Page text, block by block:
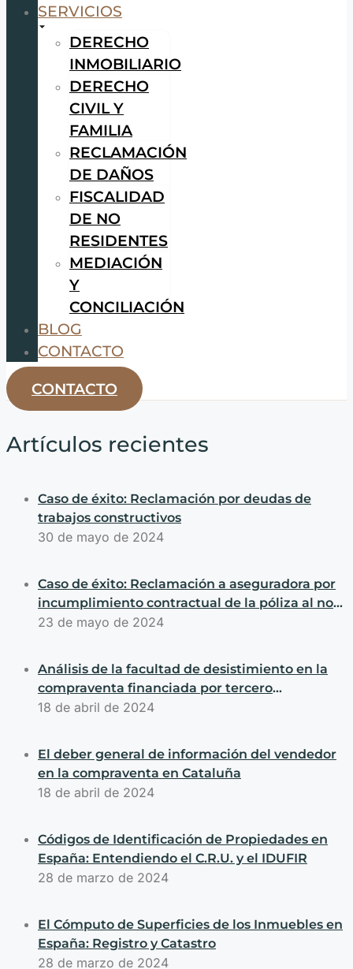
SERVICIOS
DERECHO
INMOBILIARIO
DERECHO
CIVIL Y
FAMILIA
RECLAMACIÓN
DE DAÑOS
FISCALIDAD
DE NO
RESIDENTES
MEDIACIÓN
Y
CONCILIACIÓN
BLOG
CONTACTO
CONTACTO
Artículos recientes
Caso de éxito: Reclamación por deudas de
trabajos constructivos
30 de mayo de 2024
Caso de éxito: Reclamación a aseguradora por
incumplimiento contractual de la póliza al no
asumir el coste de substitución de la bomba de
23 de mayo de 2024
Análisis de la facultad de desistimiento en la
compraventa financiada por tercero
basándonos en la normativa catalana
18 de abril de 2024
El deber general de información del vendedor
en la compraventa en Cataluña
18 de abril de 2024
Códigos de Identificación de Propiedades en
España: Entendiendo el C.R.U. y el IDUFIR
28 de marzo de 2024
El Cómputo de Superficies de los Inmuebles en
España: Registro y Catastro
28 de marzo de 2024